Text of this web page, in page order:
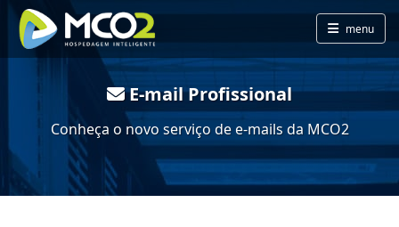
menu
E-mail Profissional
Conheça o novo serviço de e-mails da MCO2